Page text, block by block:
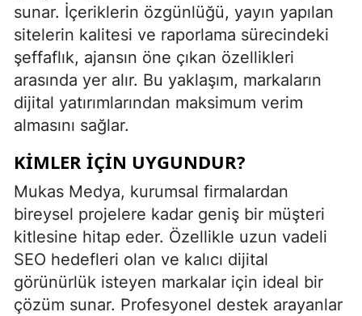
sunar. İçeriklerin özgünlüğü, yayın yapılan
sitelerin kalitesi ve raporlama sürecindeki
şeffaflık, ajansın öne çıkan özellikleri
arasında yer alır. Bu yaklaşım, markaların
dijital yatırımlarından maksimum verim
almasını sağlar.
KIMLER İÇIN UYGUNDUR?
Mukas Medya, kurumsal firmalardan
bireysel projelere kadar geniş bir müşteri
kitlesine hitap eder. Özellikle uzun vadeli
SEO hedefleri olan ve kalıcı dijital
görünürlük isteyen markalar için ideal bir
çözüm sunar. Profesyonel destek arayanlar